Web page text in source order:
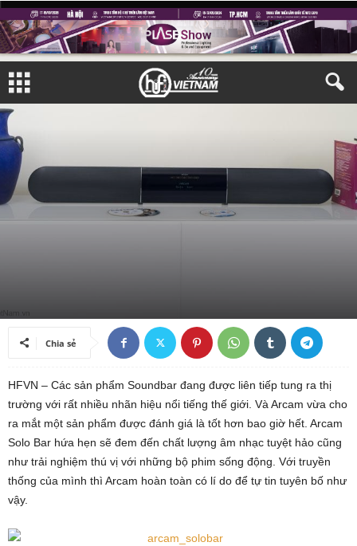
04/11/2014
Chia sẻ
HFVN – Các sản phẩm Soundbar đang được liên tiếp tung ra thị
trường với rất nhiều nhãn hiệu nổi tiếng thế giới. Và Arcam vừa cho
ra mắt một sản phẩm được đánh giá là tốt hơn bao giờ hết. Arcam
Solo Bar hứa hẹn sẽ đem đến chất lượng âm nhạc tuyệt hảo cũng
như trải nghiệm thú vị với những bộ phim sống động. Với truyền
thống của mình thì Arcam hoàn toàn có lí do để tự tin tuyên bố như
vậy.